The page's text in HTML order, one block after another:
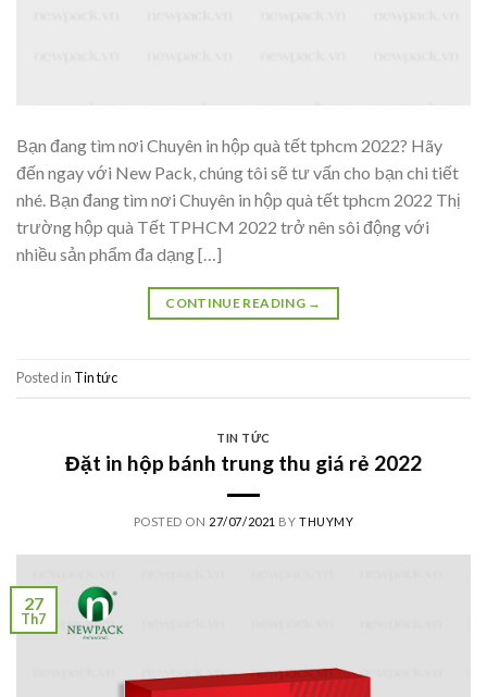
Bạn đang tìm nơi Chuyên in hộp quà tết tphcm 2022? Hãy
đến ngay với New Pack, chúng tôi sẽ tư vấn cho bạn chi tiết
nhé. Bạn đang tìm nơi Chuyên in hộp quà tết tphcm 2022 Thị
trường hộp quà Tết TPHCM 2022 trở nên sôi động với
nhiều sản phẩm đa dạng […]
CONTINUE READING →
Posted in Tin tức
TIN TỨC
Đặt in hộp bánh trung thu giá rẻ 2022
POSTED ON 27/07/2021 BYTHUYMY
27
Th7